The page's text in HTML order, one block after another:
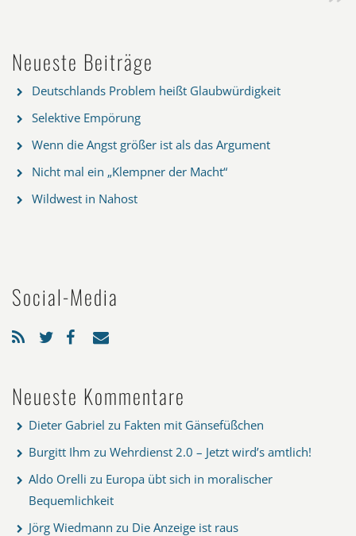
Neueste Beiträge
Deutschlands Problem heißt Glaubwürdigkeit
Selektive Empörung
Wenn die Angst größer ist als das Argument
Nicht mal ein „Klempner der Macht“
Wildwest in Nahost
Social-Media
Neueste Kommentare
Dieter Gabriel zu Fakten mit Gänsefüßchen
Burgitt Ihm zu Wehrdienst 2.0 – Jetzt wird’s amtlich!
Aldo Orelli zu Europa übt sich in moralischer
Bequemlichkeit
Jörg Wiedmann zu Die Anzeige ist raus